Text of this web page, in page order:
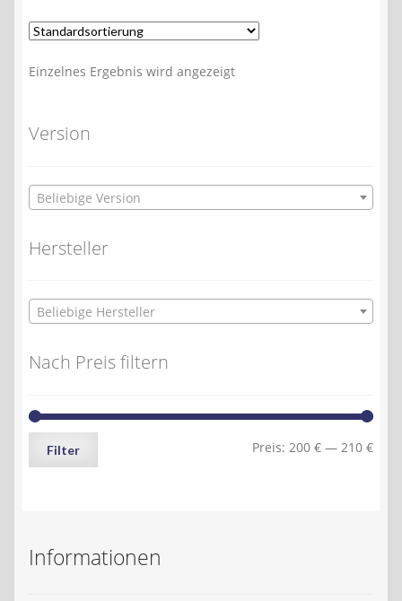
Einzelnes Ergebnis wird angezeigt
Version
Beliebige Version
Hersteller
Beliebige Hersteller
Nach Preis filtern
Min.
Max.
Filter Preis: 200 € — 210 €
Informationen